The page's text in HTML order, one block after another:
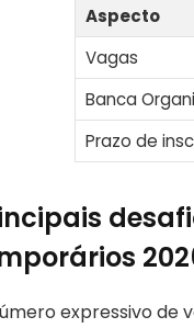
Aspecto
Vagas
Banca
Prazo de
expressivo de